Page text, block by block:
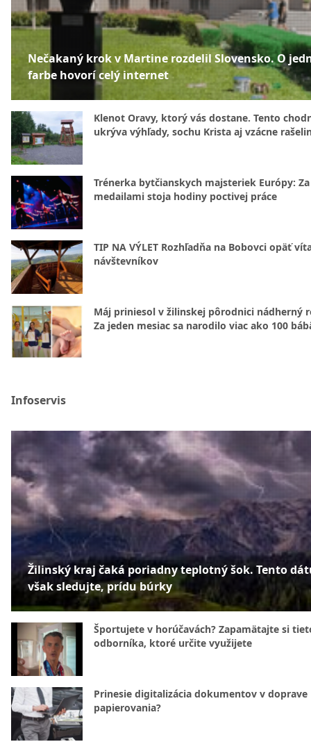
Nečakaný krok v Martine rozdelil Slovensko. O
farbe hovorí celý internet
Klenot Oravy, ktorý vás dostane. Tento
ukrýva výhľady, sochu Krista aj vzácne
Trénerka bytčianskych majsteriek Európy: Za
medailami stoja hodiny poctivej práce
TIP NA VÝLET Rozhľadňa na Bobovci opäť
návštevníkov
Máj priniesol v žilinskej pôrodnici nádherný
Za jeden mesiac sa narodilo viac ako 100
Infoservis
Žilinský kraj čaká poriadny teplotný šok. Tento
však sledujte, prídu búrky
Športujete v horúčavách? Zapamätajte si
odborníka, ktoré určite využijete
Prinesie digitalizácia dokumentov v doprave
papierovania?